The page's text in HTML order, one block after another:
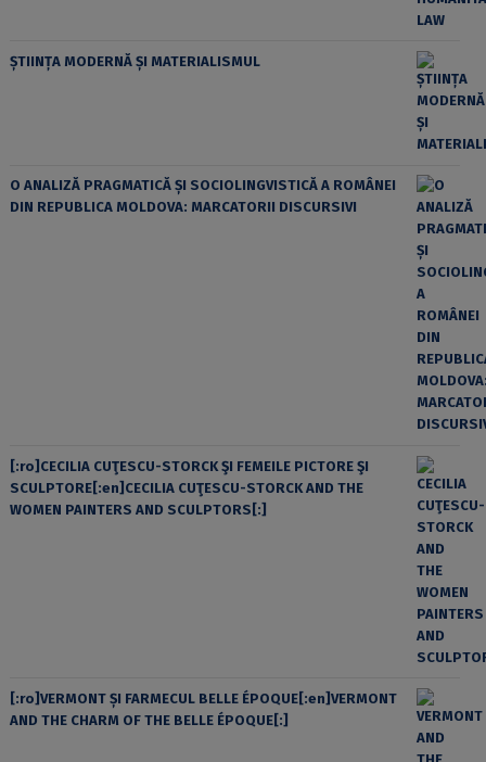
ȘTIINȚA MODERNĂ ȘI MATERIALISMUL
O ANALIZĂ PRAGMATICĂ ȘI SOCIOLINGVISTICĂ A ROMÂNEI
DIN REPUBLICA MOLDOVA: MARCATORII DISCURSIVI
[:ro]CECILIA CUŢESCU-STORCK ŞI FEMEILE PICTORE ŞI
SCULPTORE[:en]CECILIA CUŢESCU-STORCK AND THE
WOMEN PAINTERS AND SCULPTORS[:]
[:ro]VERMONT ȘI FARMECUL BELLE ÉPOQUE[:en]VERMONT
AND THE CHARM OF THE BELLE ÉPOQUE[:]